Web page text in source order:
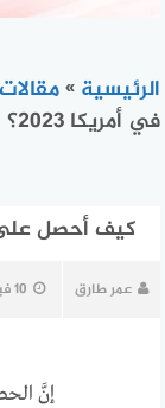
الرئيسية »
في أمريكا 2023؟
كيف أحصل على
عمر طارق 10 فبراير، 2023
إنَّ